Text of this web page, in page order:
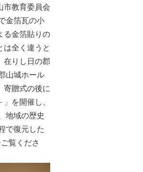
市教育委員会
金箔瓦の小
る金箔貼りの
全く違うと
在りし日の郡
山城ホール
寄贈式の後に
を開催し、
地域の歴史
で復元した
覧くださ